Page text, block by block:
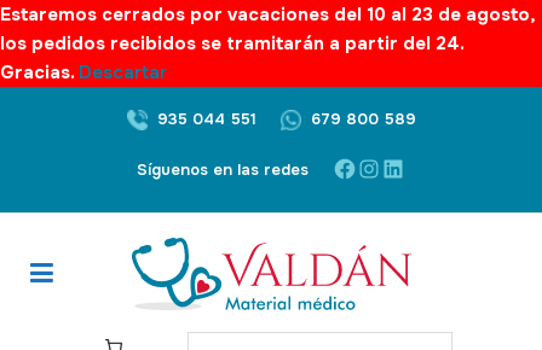
Estaremos cerrados por vacaciones del 10 al 23 de agosto,
los pedidos recibidos se tramitarán a partir del 24.
Gracias. Descartar
935 044 551 679 800 589
Síguenos en las redes Facebook
Instagram
LinkedIn
S